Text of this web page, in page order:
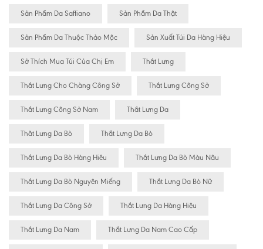
Sản Phẩm Da Saffiano Sản Phẩm Da Thật
Sản Phẩm Da Thuộc Thảo Mộc Sản Xuất Túi Da Hàng Hiệu
Sở Thích Mua Túi Của Chị Em Thắt Lưng
Thắt Lưng Cho Chàng Công Sở Thắt Lưng Công Sở
Thắt Lưng Công Sở Nam Thắt Lưng Da
Thăt Lưng Da Bò Thắt Lưng Da Bò
Thắt Lưng Da Bò Hàng Hiêu Thắt Lưng Da Bò Màu Nâu
Thắt Lưng Da Bò Nguyên Miếng Thắt Lưng Da Bò Nữ
Thắt Lưng Da Công Sở Thắt Lưng Da Hàng Hiệu
Thắt Lưng Da Nam Thắt Lưng Da Nam Cao Cấp